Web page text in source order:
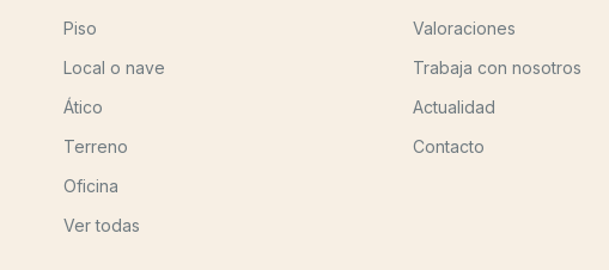
Piso
Local o nave
Ático
Terreno
Oficina
Ver todas
Valoraciones
Trabaja con nosotros
Actualidad
Contacto